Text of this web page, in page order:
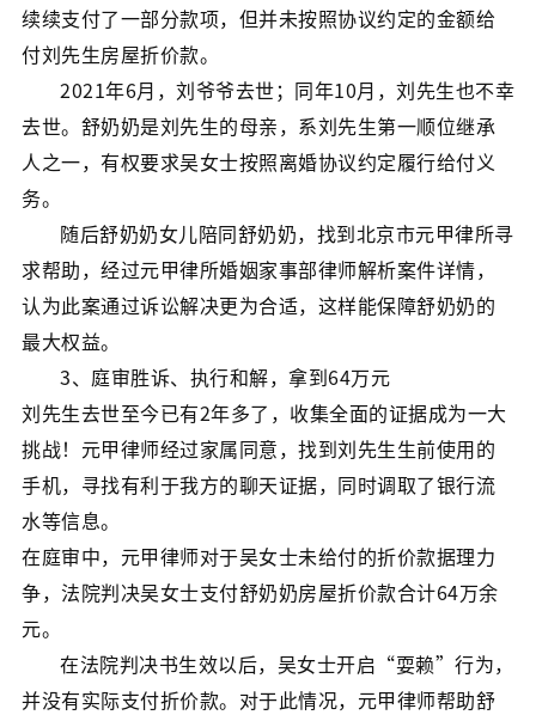
续续支付了一部分款项，但并未按照协议约定的金额给
付刘先生房屋折价款。
2021年6月，刘爷爷去世；同年10月，刘先生也不幸
去世。舒奶奶是刘先生的母亲，系刘先生第一顺位继承
人之一，有权要求吴女士按照离婚协议约定履行给付义
务。
随后舒奶奶女儿陪同舒奶奶，找到北京市元甲律所寻
求帮助，经过元甲律所婚姻家事部律师解析案件详情，
认为此案通过诉讼解决更为合适，这样能保障舒奶奶的
最大权益。
3、庭审胜诉、执行和解，拿到64万元
刘先生去世至今已有2年多了，收集全面的证据成为一大
挑战！元甲律师经过家属同意，找到刘先生生前使用的
手机，寻找有利于我方的聊天证据，同时调取了银行流
水等信息。
在庭审中，元甲律师对于吴女士未给付的折价款据理力
争，法院判决吴女士支付舒奶奶房屋折价款合计64万余
元。
在法院判决书生效以后，吴女士开启“耍赖”行为，
并没有实际支付折价款。对于此情况，元甲律师帮助舒